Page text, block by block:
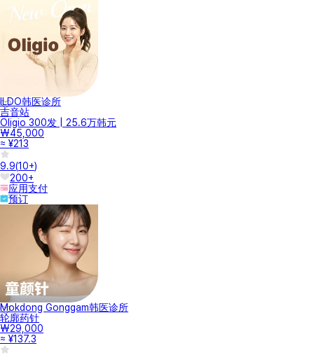
ILDO韩医诊所
吉音站
Oligio 300发 | 25.6万韩元
₩45,000
≈ ¥213
9.9(10+)
200+
应用支付
预订
Mokdong Gonggam韩医诊所
轮廓药针
₩29,000
≈ ¥137.3